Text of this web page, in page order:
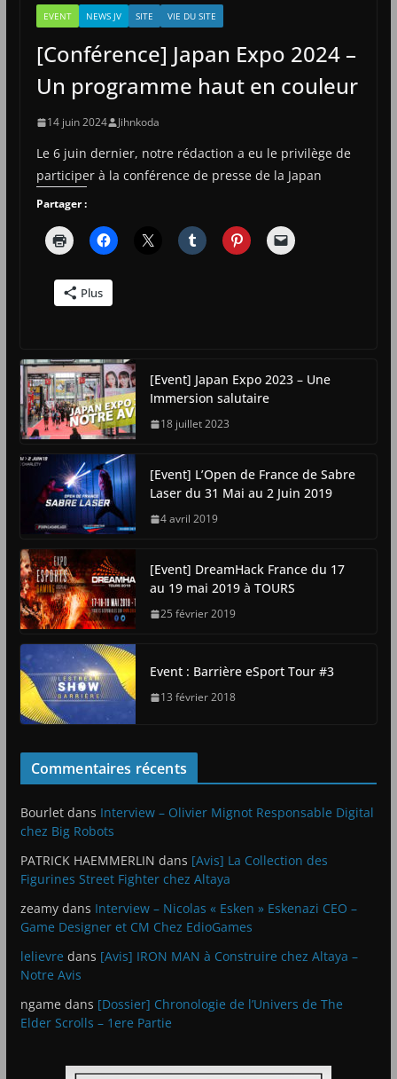
EVENT NEWS JV SITE VIE DU SITE
[Conférence] Japan Expo 2024 –
Un programme haut en couleur
14 juin 2024 Jihnkoda
Le 6 juin dernier, notre rédaction a eu le privilège de
participer à la conférence de presse de la Japan
Partager :
Plus
[Event] Japan Expo 2023 – Une
Immersion salutaire
18 juillet 2023
[Event] L’Open de France de Sabre
Laser du 31 Mai au 2 Juin 2019
4 avril 2019
[Event] DreamHack France du 17
au 19 mai 2019 à TOURS
25 février 2019
Event : Barrière eSport Tour #3
13 février 2018
Commentaires récents
Bourletdans Interview – Olivier Mignot Responsable Digital
chez Big Robots
PATRICK HAEMMERLIN dans [Avis] La Collection des
Figurines Street Fighter chez Altaya
zeamydans Interview – Nicolas « Esken » Eskenazi CEO –
Game Designer et CM Chez EdioGames
lelievre dans [Avis] IRON MAN à Construire chez Altaya –
Notre Avis
ngame dans [Dossier] Chronologie de l’Univers de The
Elder Scrolls – 1ere Partie